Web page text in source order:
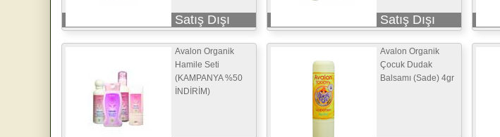
Satış Dışı Satış Dışı
Avalon Organik
Hamile Seti
(KAMPANYA %50
İNDİRİM)
Avalon Organik
Çocuk Dudak
Balsamı (Sade) 4gr